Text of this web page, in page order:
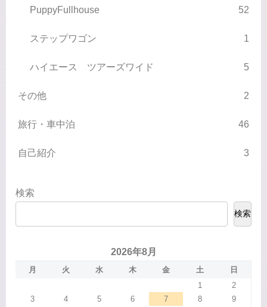
PuppyFullhouse 52
ステップワゴン 1
ハイエース ツアーズワイド 5
その他 2
旅行・車中泊 46
自己紹介 3
検索
検索
2026年8月
月 火 水 木 金 土
日
1
2
3
4 5 6 7 8
9